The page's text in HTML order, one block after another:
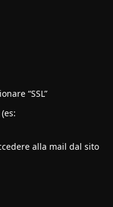
“SSL”
alla mail dal sito